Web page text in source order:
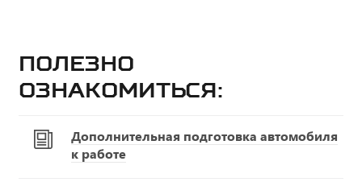
Полезно
ознакомиться:
Дополнительная подготовка автомобиля
к работе